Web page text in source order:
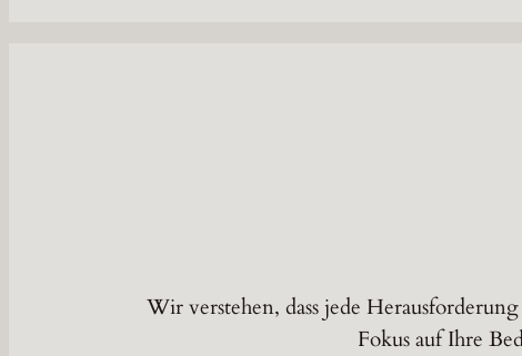
Wir verstehen, dass jede
Fokus auf Ihre